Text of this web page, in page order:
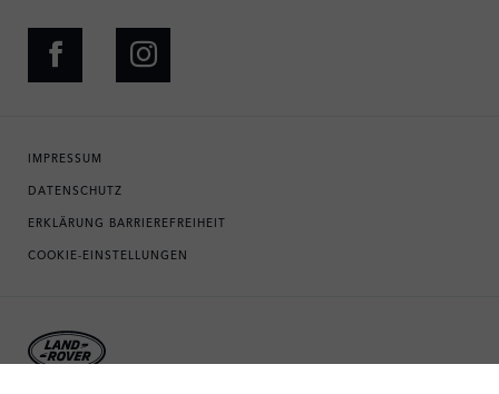
IMPRESSUM
DATENSCHUTZ
ERKLÄRUNG BARRIEREFREIHEIT
COOKIE-EINSTELLUNGEN